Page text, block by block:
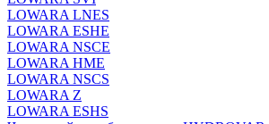
LOWARA LNES
LOWARA ESHE
LOWARA NSCE
LOWARA HME
LOWARA NSCS
LOWARA Z
LOWARA ESHS